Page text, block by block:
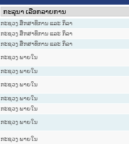
ກະຊວງ ສຶກສາທິການ ແລະ ກິລາ
ກະຊວງ ສຶກສາທິການ ແລະ ກິລາ
ກະຊວງ ສຶກສາທິການ ແລະ ກິລາ
ກະຊວງ ພາຍໃນ
ກະຊວງ ພາຍໃນ
ກະຊວງ ພາຍໃນ
ກະຊວງ ພາຍໃນ
ກະຊວງ ພາຍໃນ
ກະຊວງ ພາຍໃນ
ກະຊວງ ພາຍໃນ